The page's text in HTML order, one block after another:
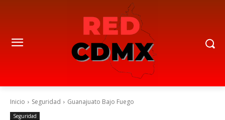
Inicio Seguridad Guanajuato Bajo Fuego
Seguridad